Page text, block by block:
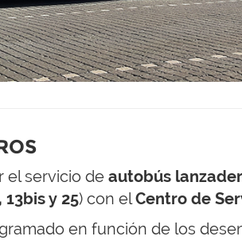
el servicio de autobús
13bis y 25) con elCentro de
en función de los